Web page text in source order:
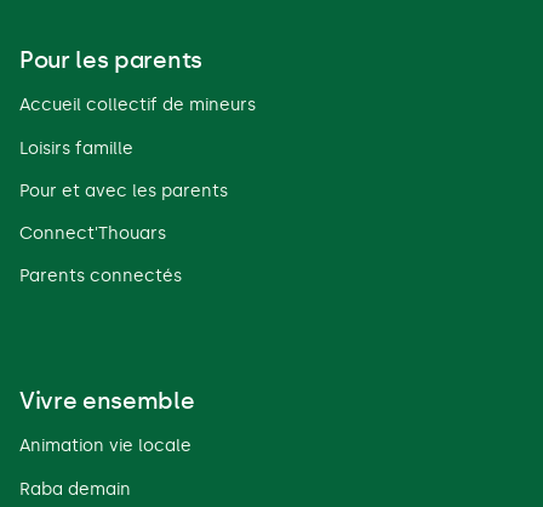
Pour les parents
Accueil collectif de mineurs
Loisirs famille
Pour et avec les parents
Connect'Thouars
Parents connectés
Vivre ensemble
Animation vie locale
Raba demain